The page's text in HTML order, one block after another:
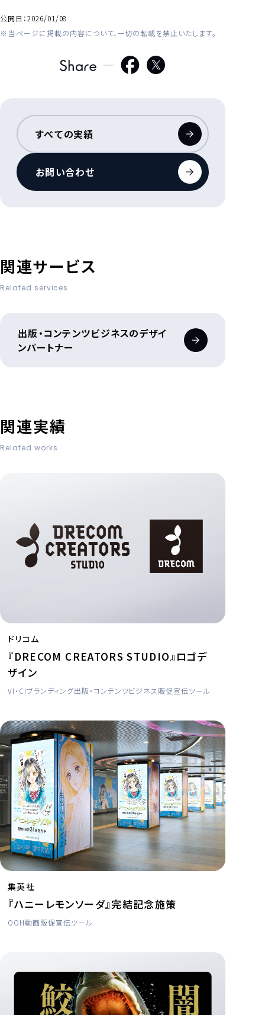
公開日：2026/01/08
当ページに掲載の内容について、一切の転載を禁止いたします。
すべての実績
お問い合わせ
関連サービス
Related services
出版・コンテンツビジネスのデザイ
ンパートナー
関連実績
Related works
ドリコム
『DRECOM CREATORS STUDIO』ロゴデ
ザイン
VI・CIブランディング出版・コンテンツビジネス 販促宣伝ツール
集英社
『ハニーレモンソーダ』完結記念施策
OOH動画販促宣伝ツール